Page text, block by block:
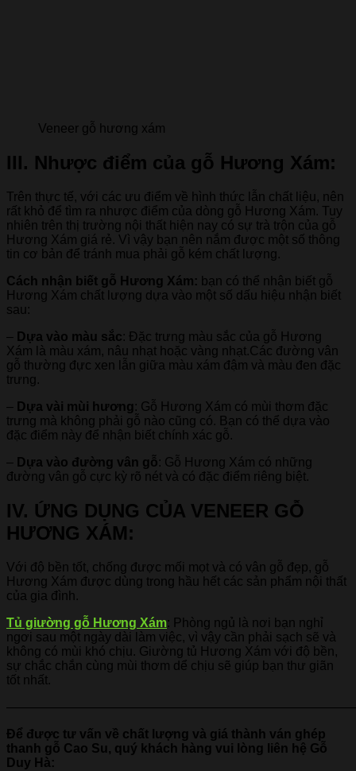
Veneer gỗ hương xám
III. Nhược điểm của gỗ Hương Xám:
Trên thực tế, với các ưu điểm về hình thức lẫn chất liệu, nên
rất khỏ để tìm ra nhược điểm của dòng gỗ Hương Xám. Tuy
nhiên trên thị trường nội thất hiện nay có sự trà trộn của gỗ
Hương Xám giá rẻ. Vì vậy bạn nên nắm được một số thông
tin cơ bản để tránh mua phải gỗ kém chất lượng.
Cách nhận biết gỗ Hương Xám: bạn có thể nhận biết gỗ
Hương Xám chất lượng dựa vào một số dấu hiệu nhận biết
sau:
– Dựa vào màu sắc: Đặc trưng màu sắc của gỗ Hương
Xám là màu xám, nâu nhạt hoặc vàng nhạt.Các đường vân
gỗ thường đực xen lẫn giữa màu xám đậm và màu đen đặc
trưng.
– Dựa vài mùi hương : Gỗ Hương Xám có mùi thơm đặc
trưng mà không phải gỗ nào cũng có. Bạn có thể dựa vào
đặc điểm này để nhận biết chính xác gỗ.
– Dựa vào đường vân gỗ: Gỗ Hương Xám có những
đường vân gỗ cực kỳ rõ nét và có đặc điểm riêng biệt.
IV. ỨNG DỤNG CỦA VENEER GỖ
HƯƠNG XÁM:
Với độ bền tốt, chống được mối mọt và có vân gỗ đẹp, gỗ
Hương Xám được dùng trong hầu hết các sản phẩm nội thất
của gia đình.
Tủ giường gỗ Hương Xám: Phòng ngủ là nơi bạn nghỉ
ngơi sau một ngày dài làm việc, vì vậy cần phải sạch sẽ và
không có mùi khó chịu. Giường tủ Hương Xám với độ bền,
sự chắc chắn cùng mùi thơm dể chịu sẽ giúp bạn thư giãn
tốt nhất.
Để được tư vấn về chất lượng và giá thành ván ghép
thanh gỗ Cao Su, quý khách hàng vui lòng liên hệ Gỗ
Duy Hà: